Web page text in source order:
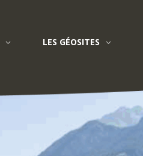
LES GÉOSITES